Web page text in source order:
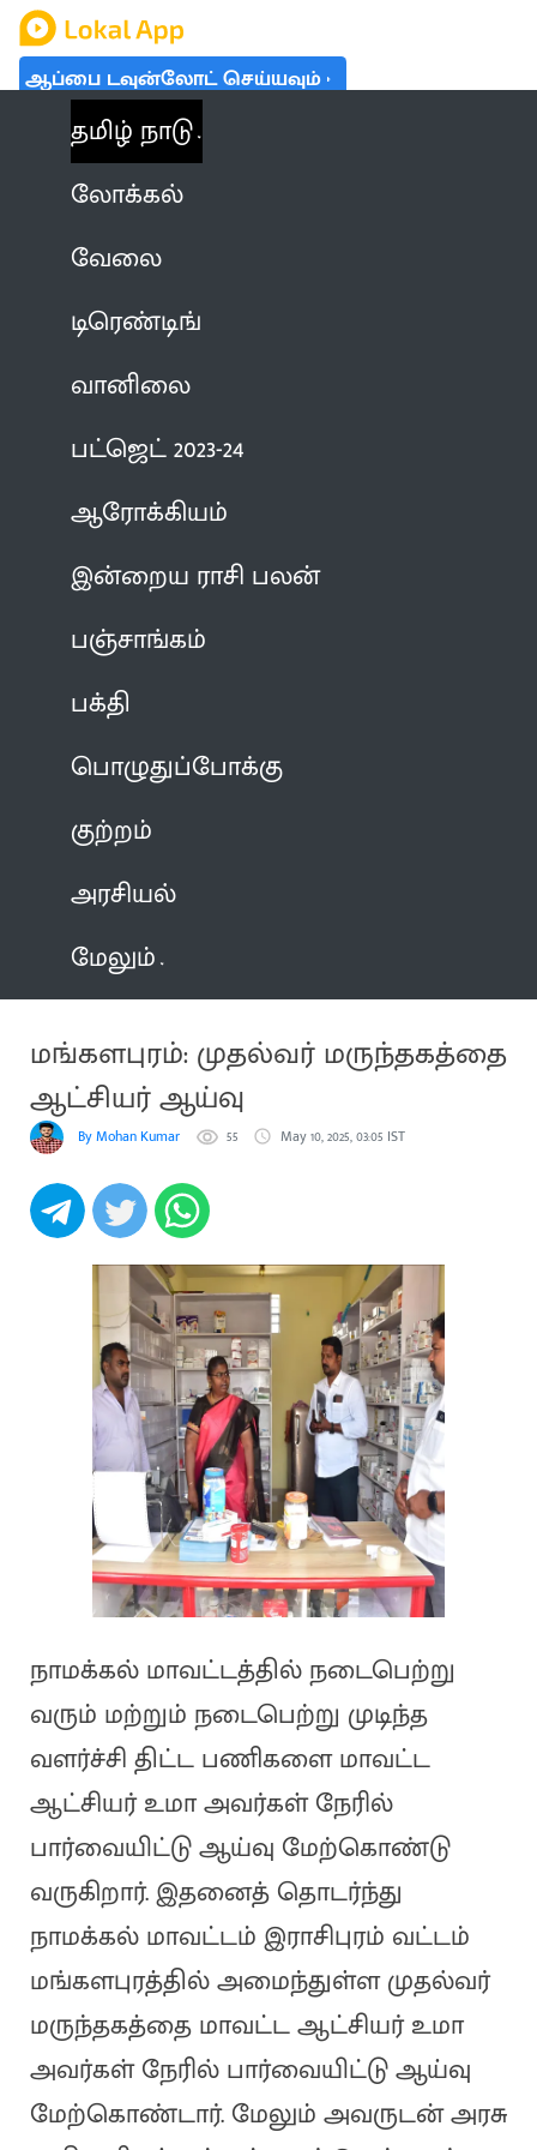
ஆப்பை டவுன்லோட் செய்யவும்
தமிழ் நாடு
லோக்கல்
வேலை
டிரெண்டிங்
வானிலை
பட்ஜெட் 2023-24
ஆரோக்கியம்
இன்றைய ராசி பலன்
பஞ்சாங்கம்
பக்தி
பொழுதுப்போக்கு
குற்றம்
அரசியல்
மேலும்
மங்களபுரம்: முதல்வர் மருந்தகத்தை
ஆட்சியர் ஆய்வு
By Mohan Kumar 55 May 10, 2025, 03:05 IST
நாமக்கல் மாவட்டத்தில் நடைபெற்று
வரும் மற்றும் நடைபெற்று முடிந்த
வளர்ச்சி திட்ட பணிகளை மாவட்ட
ஆட்சியர் உமா அவர்கள் நேரில்
பார்வையிட்டு ஆய்வு மேற்கொண்டு
வருகிறார். இதனைத் தொடர்ந்து
நாமக்கல் மாவட்டம் இராசிபுரம் வட்டம்
மங்களபுரத்தில் அமைந்துள்ள முதல்வர்
மருந்தகத்தை மாவட்ட ஆட்சியர் உமா
அவர்கள் நேரில் பார்வையிட்டு ஆய்வு
மேற்கொண்டார். மேலும் அவருடன் அரசு